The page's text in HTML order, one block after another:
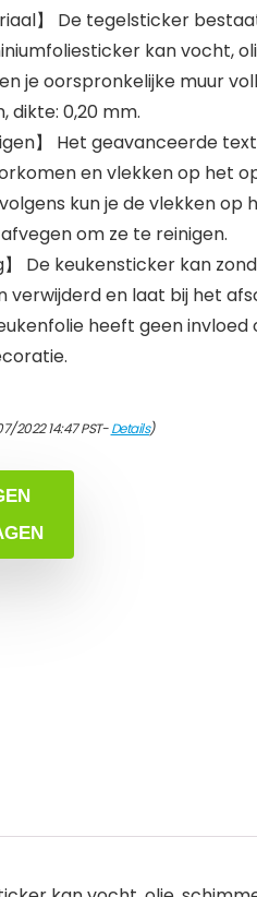
】 De tegelsticker
kan vocht,
je oorspronkelijke muur
dikte: 0,20 mm.
】 Het geavanceerde
en vlekken op het
kun je de vlekken op
om ze te reinigen.
】 De keukensticker kan
en laat bij het
heeft geen invloed
2022 14:47 PST-Details)